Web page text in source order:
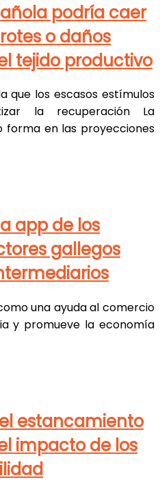
podría caer
o daños
tejido productivo
que los escasos estímulos
la recuperación La
forma en las proyecciones
app de los
gallegos
una ayuda al comercio
y promueve la economía
estancamiento
impacto de los